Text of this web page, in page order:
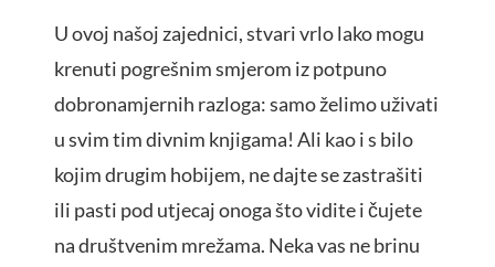
U ovoj našoj zajednici, stvari vrlo lako mogu
krenuti pogrešnim smjerom iz potpuno
dobronamjernih razloga: samo želimo uživati
u svim tim divnim knjigama! Ali kao i s bilo
kojim drugim hobijem, ne dajte se zastrašiti
ili pasti pod utjecaj onoga što vidite i čujete
na društvenim mrežama. Neka vas ne brinu